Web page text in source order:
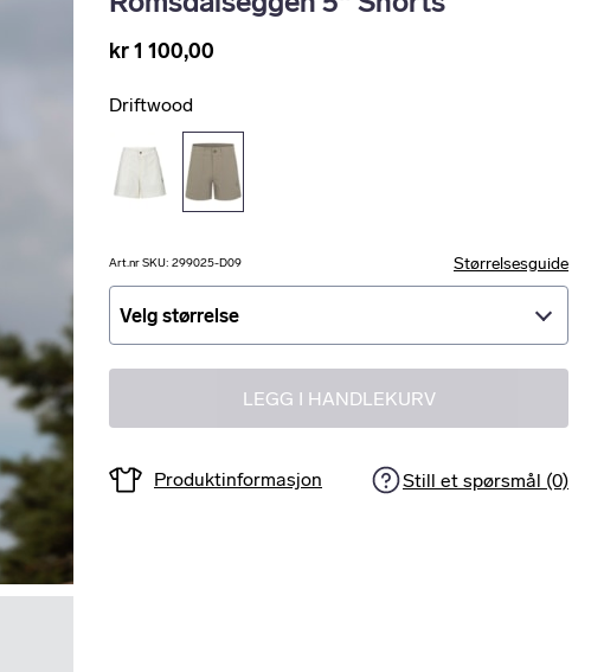
kr 1 100,00
Driftwood
Art.nr SKU: 299025-D09 Størrelsesguide
Velg størrelse
LEGG I HANDLEKURV
Produktinformasjon Still et spørsmål (0)